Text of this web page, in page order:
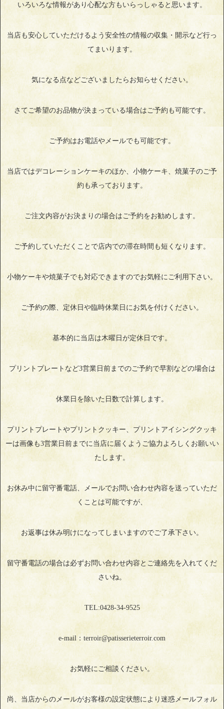
いろいろな情報があり心配な方もいらっしゃると思います。
当店も安心していただけるよう安全性の情報の収集・開示など行っ
てまいります。
気になる点などございましたらお知らせください。
さてご希望のお品物が決まっている場合はご予約も可能です。
ご予約はお電話やメールでも可能です。
当店ではデコレーションケーキのほか、小物ケーキ、焼菓子のご予
約も承っております。
ご注文内容がお決まりの場合はご予約をお勧めします。
ご予約していただくことで店内での滞在時間も短くなります。
小物ケーキや焼菓子でも対応できますのでお気軽にご利用下さい。
ご予約の際、定休日や臨時休業日にお気を付けください。
基本的に当店は木曜日が定休日です。
プリントプレートなど3営業日前までのご予約で早割などの場合は
休業日を除いた日数で計算します。
プリントプレートやプリントクッキー、プリントアイシングクッキ
ーは画像も3営業日前までに当店に届くようご協力よろしくお願いい
たします。
お休み中に留守番電話、メールでお問い合わせ内容を送っていただ
くことは可能ですが、
お返事は休み明けになってしまいますのでご了承下さい。
留守番電話の場合は必ずお問い合わせ内容とご連絡先を入れてくだ
さいね。
TEL:0428‐34‐9525
e-mail：terroir@patisserieterroir.com
お気軽にご相談ください。
尚、当店からのメールがお客様の設定状態により迷惑メールフォル